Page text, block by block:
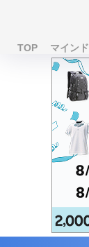
TOP マインド